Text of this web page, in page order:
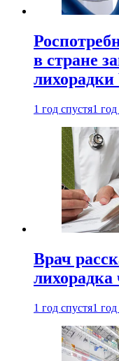
в стране
1 год спустя1
Врач
1 год спустя1